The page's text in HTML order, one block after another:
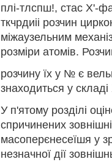
плі-тлспш!, стас Х'-
ткчрдиіі розчин
міжаузельним
розміри атомів.
розчину їх у № є
знаходиться у
У п'ятому розділі
спричинених
масоперєнесеїшя у
незначної дії